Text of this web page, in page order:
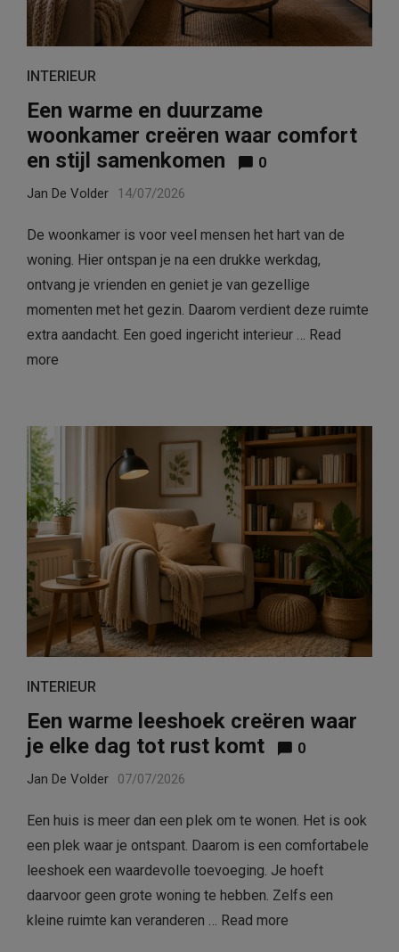
INTERIEUR
Een warme en duurzame
woonkamer creëren waar comfort
en stijl samenkomen
0
Jan De Volder 14/07/2026
De woonkamer is voor veel mensen het hart van de
woning. Hier ontspan je na een drukke werkdag,
ontvang je vrienden en geniet je van gezellige
momenten met het gezin. Daarom verdient deze ruimte
extra aandacht. Een goed ingericht interieur … Read
more
INTERIEUR
Een warme leeshoek creëren waar
je elke dag tot rust komt
0
Jan De Volder 07/07/2026
Een huis is meer dan een plek om te wonen. Het is ook
een plek waar je ontspant. Daarom is een comfortabele
leeshoek een waardevolle toevoeging. Je hoeft
daarvoor geen grote woning te hebben. Zelfs een
kleine ruimte kan veranderen … Read more